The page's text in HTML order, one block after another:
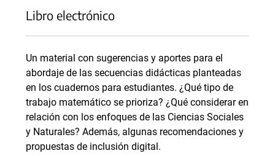
Libro electrónico
Un material con sugerencias y aportes para el
abordaje de las secuencias didácticas planteadas
en los cuadernos para estudiantes. ¿Qué tipo de
trabajo matemático se prioriza? ¿Qué considerar en
relación con los enfoques de las Ciencias Sociales
y Naturales? Además, algunas recomendaciones y
propuestas de inclusión digital.